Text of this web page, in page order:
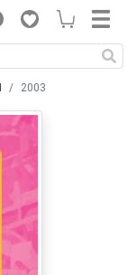
2003